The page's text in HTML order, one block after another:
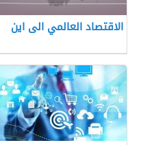
الاقتصاد العالمي الى اين